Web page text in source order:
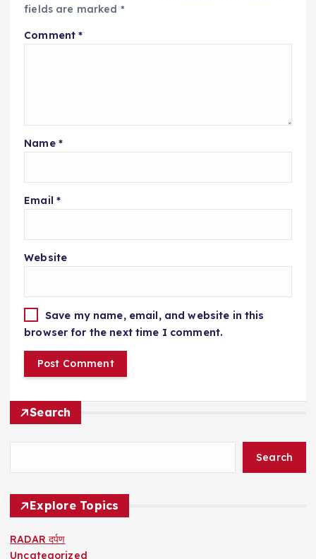
fields are marked *
Comment*
Name *
Email *
Website
Save my name, email, and website in this
browser for the next time I comment.
Search
Search
Explore Topics
RADAR दर्पण
Uncategorized